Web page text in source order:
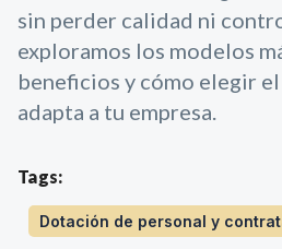
sin perder calidad ni
exploramos los modelos
beneficios y cómo elegir
adapta a tu empresa.
Tags:
Dotación de personal y